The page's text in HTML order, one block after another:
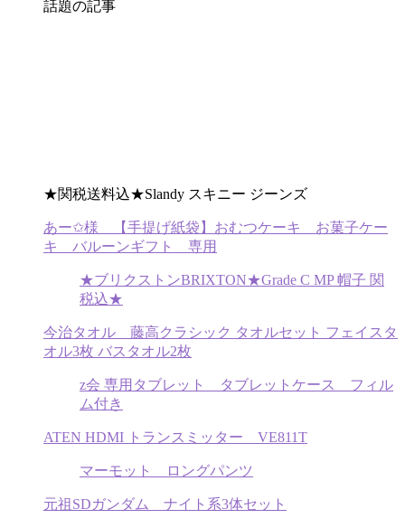
話題の記事
★関税送料込★Slandy スキニー ジーンズ
あー✩︎様 【手提げ紙袋】おむつケーキ お菓子ケー
キ バルーンギフト 専用
★ブリクストンBRIXTON★Grade C MP 帽子 関
税込★
今治タオル 藤高クラシック タオルセット フェイスタ
オル3枚 バスタオル2枚
z会 専用タブレット タブレットケース フィル
ム付き
ATEN HDMI トランスミッター VE811T
マーモット ロングパンツ
元祖SDガンダム ナイト系3体セット